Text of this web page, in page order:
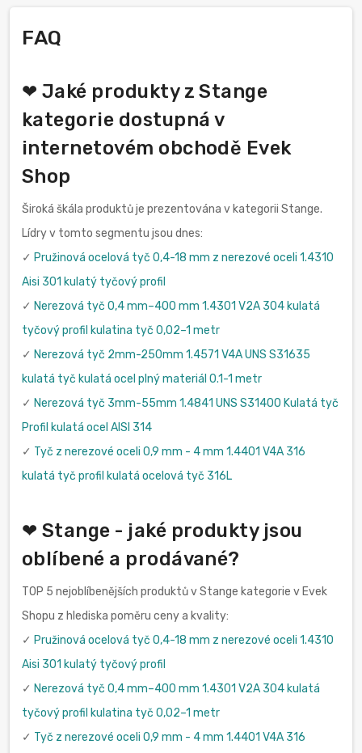
FAQ
❤ Jaké produkty z Stange
kategorie dostupná v
internetovém obchodě Evek
Shop
Široká škála produktů je prezentována v kategorii Stange.
Lídry v tomto segmentu jsou dnes:
✓ Pružinová ocelová tyč 0,4-18 mm z nerezové oceli 1.4310
Aisi 301 kulatý tyčový profil
✓ Nerezová tyč 0,4 mm–400 mm 1.4301 V2A 304 kulatá
tyčový profil kulatina tyč 0,02–1 metr
✓ Nerezová tyč 2mm-250mm 1.4571 V4A UNS S31635
kulatá tyč kulatá ocel plný materiál 0.1-1 metr
✓ Nerezová tyč 3mm-55mm 1.4841 UNS S31400 Kulatá tyč
Profil kulatá ocel AISI 314
✓ Tyč z nerezové oceli 0,9 mm - 4 mm 1.4401 V4A 316
kulatá tyč profil kulatá ocelová tyč 316L
❤ Stange - jaké produkty jsou
oblíbené a prodávané?
TOP 5 nejoblíbenějších produktů v Stange kategorie v Evek
Shopu z hlediska poměru ceny a kvality:
✓ Pružinová ocelová tyč 0,4-18 mm z nerezové oceli 1.4310
Aisi 301 kulatý tyčový profil
✓ Nerezová tyč 0,4 mm–400 mm 1.4301 V2A 304 kulatá
tyčový profil kulatina tyč 0,02–1 metr
✓ Tyč z nerezové oceli 0,9 mm - 4 mm 1.4401 V4A 316